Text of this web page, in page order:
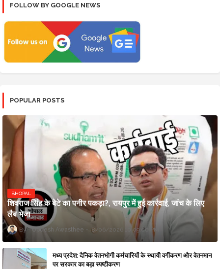
FOLLOW BY GOOGLE NEWS
POPULAR POSTS
BHOPAL
शिवराज सिंह के बेटे का पनीर पकड़ा?, रायपुर में हुई कार्रवाई, जांच के लिए
लैब भेजा
Updesh Awasthee 8/06/2026 10:09:00 PM
मध्य प्रदेश: दैनिक वेतनभोगी कर्मचारियों के स्थायी वर्गीकरण और वेतनमान
पर सरकार का बड़ा स्पष्टीकरण